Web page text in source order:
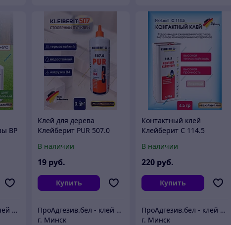
BP
ПроАдгезив.бел - клей c доставкой по Беларуси
Клей для дерева
Клейберит PUR 507.0
В наличии
19 руб.
Купить
ПроАдгезив.бел - клей c доставкой по Беларуси
г. Минск
Контактный клей
Клейберит С 114.5
В наличии
220 руб.
Купить
ПроАдгезив.бел - клей c доставкой по Беларуси
г. Минск